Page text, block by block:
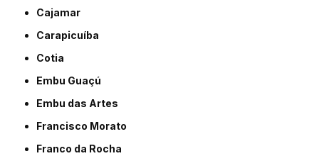
Cajamar
Carapicuíba
Cotia
Embu Guaçú
Embu das Artes
Francisco Morato
Franco da Rocha